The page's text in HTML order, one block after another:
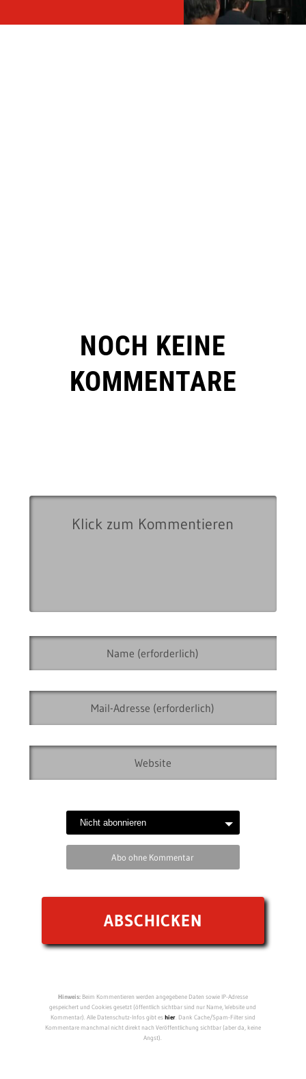
NOCH KEINE
KOMMENTARE
Abo ohne Kommentar
Hinweis:Beim Kommentieren werden angegebene Daten sowie IP-Adresse
gespeichert und Cookies gesetzt (öffentlich sichtbar sind nur Name, Website und
Kommentar). Alle Datenschutz-Infos gibt eshier. Dank Cache/Spam-Filter sind
Kommentare manchmal nicht direkt nach Veröffentlichung sichtbar (aber da, keine
Angst).